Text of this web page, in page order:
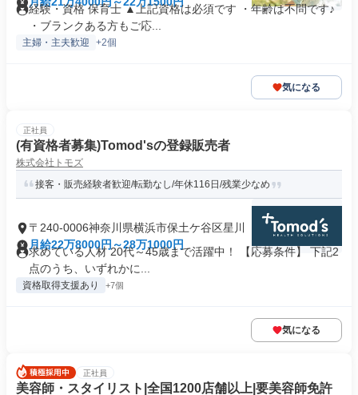
経験・資格 保育士 ▲上記資格は必須です ・年齢は不問です♪
・ブランクある方もご応...
主婦・主夫歓迎 +2個
気になる
正社員
(有資格者募集)Tomod'sの登録販売者
株式会社トモズ
接客・販売経験者歓迎/転勤なし/年休116日/残業少なめ
〒240-0006神奈川県横浜市保土ケ谷区星川
月給22万8000円～28万1000円
求めている人材 20代～45歳まで活躍中！ 【応募条件】 下記2
点のうち、いずれかに...
資格取得支援あり +7個
気になる
正社員
美容師・スタイリスト|全国1200店舗以上|要美容師免許